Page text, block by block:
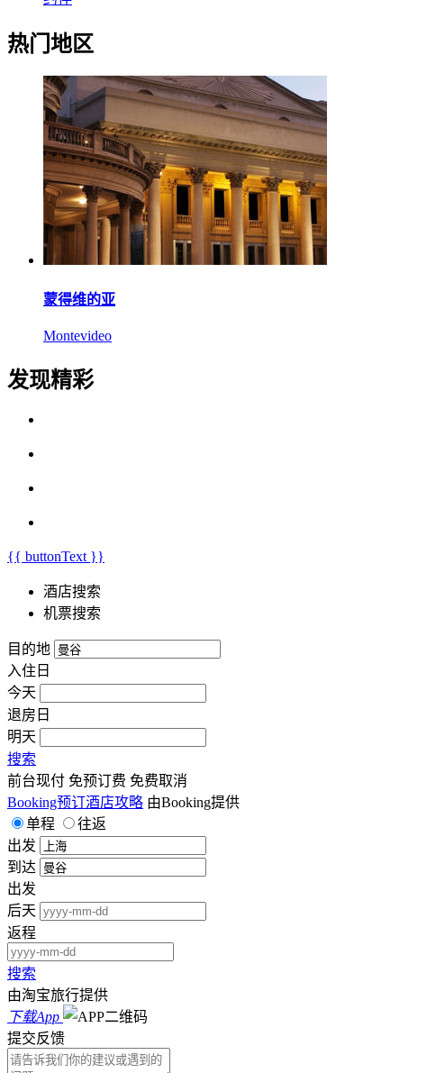
热门地区
蒙得维的亚
Montevideo
发现精彩
{{ buttonText }}
酒店搜索
机票搜索
目的地
入住日
今天
退房日
明天
搜索
前台现付 免预订费 免费取消
Booking预订酒店攻略 由Booking提供
单程
往返
出发
到达
出发
后天
返程
搜索
由淘宝旅行提供
下载App
提交反馈